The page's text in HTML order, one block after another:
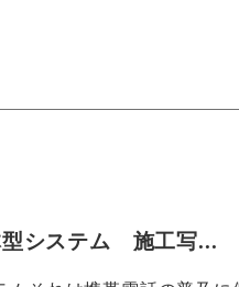
システム 施工写...